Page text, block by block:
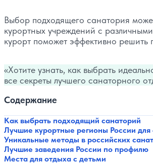
Выбор подходящего санатория
курортных учреждений с
курорт поможет эффективно
Хотите узнать, как выбрать
все секреты лучшего санаторного
Содержание
Как выбрать подходящий санаторий
Лучшие курортные регионы России для
Уникальные методы в российских
Лучшие заведения России по профилю
Места для отдыха с детьми